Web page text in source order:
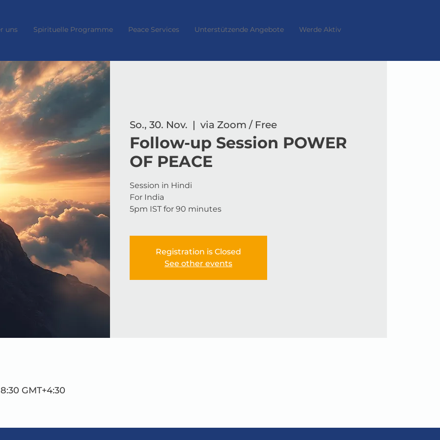
uns Spirituelle Programme Peace Services Unterstützende Angebote Werde Aktiv
So., 30. Nov.
  |
via Zoom / Free
Follow-up Session POWER
OF PEACE
Session in Hindi
For India
5pm IST for 90 minutes
Registration is Closed
See other events
GMT+4:30